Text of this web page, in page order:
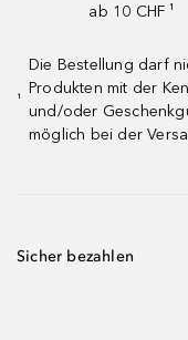
ab 10 CHF ¹
¹
Die Bestellung darf
Produkten mit der
und/oder
möglich bei der
Sicher bezahlen